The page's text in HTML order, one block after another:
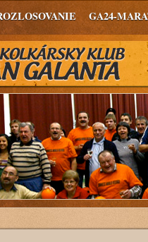
GA24-